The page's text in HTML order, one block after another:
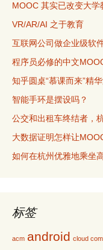
MOOC 其实已改变大学
VR/AR/AI 之于教育
互联网公司做企业级软
程序员必修的中文
知乎圆桌“慕课而来”精
智能手环是摆设吗？
公交和出租车终结者，
大数据证明怎样让
如何在杭州优雅地乘坐
标签
acm android cloud